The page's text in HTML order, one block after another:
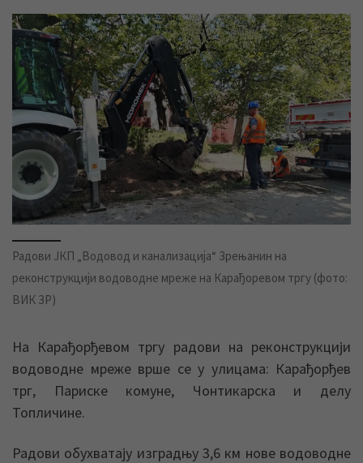
Радови ЈКП „Водовод и канализација“ Зрењанин на
реконструкцији водоводне мреже на Карађоревом тргу (фото:
ВИК ЗР)
На Карађорђевом тргу радови на реконструкцији
водоводне мреже врше се у улицама: Карађорђев
трг, Париске комуне, Чонтикарска и делу
Топличине.
Радови обухватају изградњу 3,6 км нове водоводне